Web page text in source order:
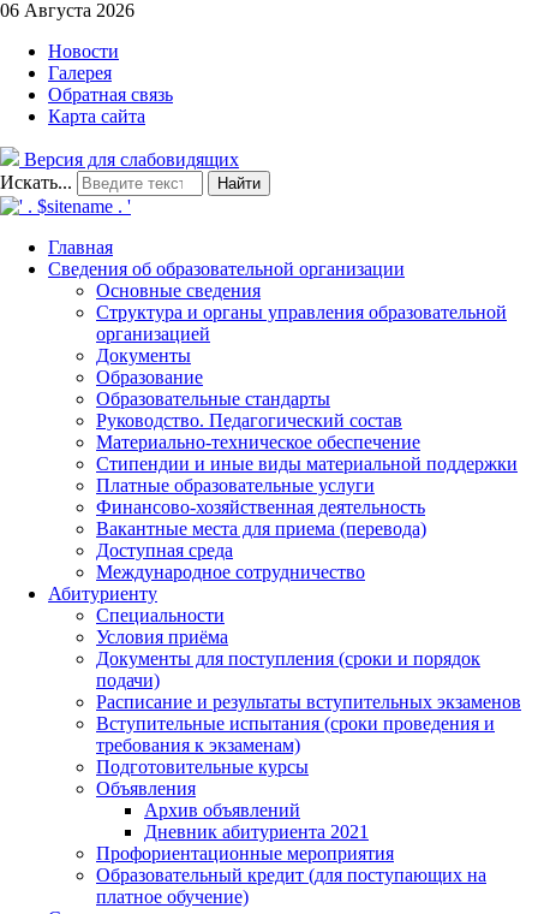
06 Августа 2026
Новости
Галерея
Обратная связь
Карта сайта
Версия для слабовидящих
Искать...
Найти
Главная
Сведения об образовательной организации
Основные сведения
Структура и органы управления образовательной
организацией
Документы
Образование
Образовательные стандарты
Руководство. Педагогический состав
Материально-техническое обеспечение
Стипендии и иные виды материальной поддержки
Платные образовательные услуги
Финансово-хозяйственная деятельность
Вакантные места для приема (перевода)
Доступная среда
Международное сотрудничество
Абитуриенту
Специальности
Условия приёма
Документы для поступления (сроки и порядок
подачи)
Расписание и результаты вступительных экзаменов
Вступительные испытания (сроки проведения и
требования к экзаменам)
Подготовительные курсы
Объявления
Архив объявлений
Дневник абитуриента 2021
Профориентационные мероприятия
Образовательный кредит (для поступающих на
платное обучение)